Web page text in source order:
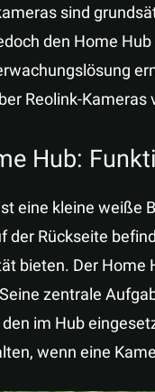
sind
den Home
Reolink-Kameras
Hub:
eine kleine weiße
der Rückseite
bieten. Der
zentrale
im Hub
wenn eine